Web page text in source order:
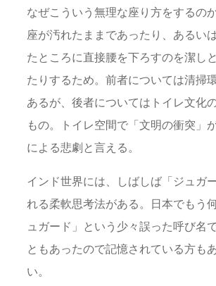
なぜこういう無理な座り方をするの
座が汚れたままであったり、あるい
たところに直接腰を下ろすのを潔し
たりするため。前者については清掃
あるが、後者についてはトイレ文化
もの。トイレ空間で「文明の衝突」
による悲劇と言える。
インド世界には、しばしば「ジュガ
れる柔軟思考法がある。日本でもう
ュガード」という少々誤った呼び名
ともあったので記憶されている方も
い。